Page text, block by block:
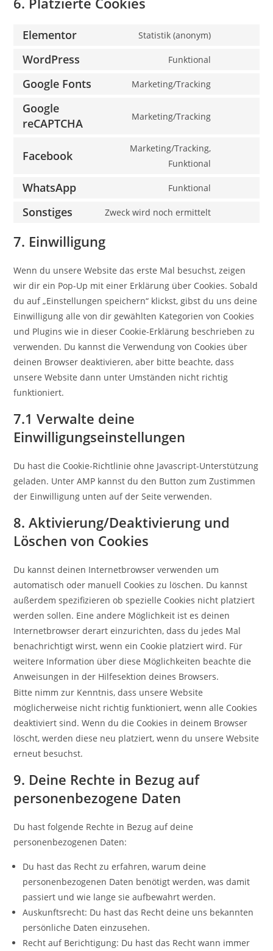
Elementor Statistik (anonym)
WordPress Funktional
Google Fonts Marketing/Tracking
Google
reCAPTCHA
Marketing/Tracking
Facebook
Marketing/Tracking,
Funktional
WhatsApp Funktional
Sonstiges Zweck wird noch ermittelt
7. Einwilligung
Wenn du unsere Website das erste Mal besuchst, zeigen
wir dir ein Pop-Up mit einer Erklärung über Cookies. Sobald
du auf „Einstellungen speichern“ klickst, gibst du uns deine
Einwilligung alle von dir gewählten Kategorien von Cookies
und Plugins wie in dieser Cookie-Erklärung beschrieben zu
verwenden. Du kannst die Verwendung von Cookies über
deinen Browser deaktivieren, aber bitte beachte, dass
unsere Website dann unter Umständen nicht richtig
funktioniert.
7.1 Verwalte deine
Einwilligungseinstellungen
Du hast die Cookie-Richtlinie ohne Javascript-Unterstützung
geladen. Unter AMP kannst du den Button zum Zustimmen
der Einwilligung unten auf der Seite verwenden.
8. Aktivierung/Deaktivierung und
Löschen von Cookies
Du kannst deinen Internetbrowser verwenden um
automatisch oder manuell Cookies zu löschen. Du kannst
außerdem spezifizieren ob spezielle Cookies nicht platziert
werden sollen. Eine andere Möglichkeit ist es deinen
Internetbrowser derart einzurichten, dass du jedes Mal
benachrichtigt wirst, wenn ein Cookie platziert wird. Für
weitere Information über diese Möglichkeiten beachte die
Anweisungen in der Hilfesektion deines Browsers.
Bitte nimm zur Kenntnis, dass unsere Website
möglicherweise nicht richtig funktioniert, wenn alle Cookies
deaktiviert sind. Wenn du die Cookies in deinem Browser
löscht, werden diese neu platziert, wenn du unsere Website
erneut besuchst.
9. Deine Rechte in Bezug auf
personenbezogene Daten
Du hast folgende Rechte in Bezug auf deine
personenbezogenen Daten:
Du hast das Recht zu erfahren, warum deine
personenbezogenen Daten benötigt werden, was damit
passiert und wie lange sie aufbewahrt werden.
Auskunftsrecht: Du hast das Recht deine uns bekannten
persönliche Daten einzusehen.
Recht auf Berichtigung: Du hast das Recht wann immer